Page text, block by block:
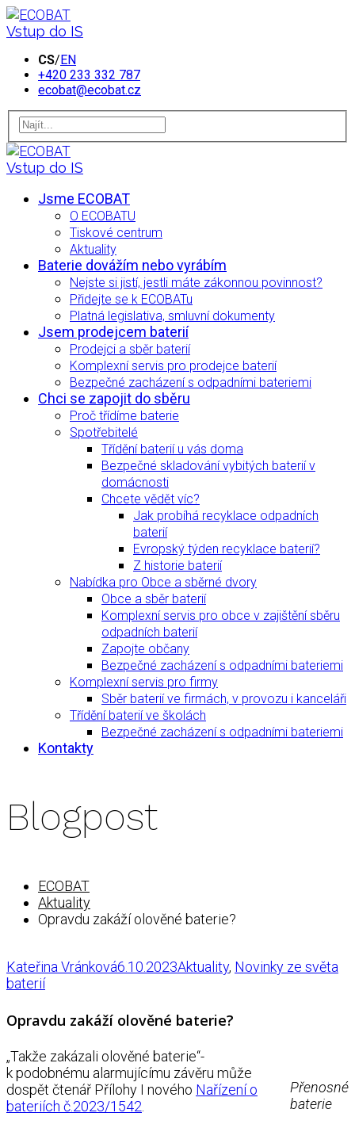
Vstup do IS
CS/EN
+420 233 332 787
ecobat@ecobat.cz
Vstup do IS
Jsme ECOBAT
O ECOBATU
Tiskové centrum
Aktuality
Baterie dovážím nebo vyrábím
Nejste si jistí, jestli máte zákonnou povinnost?
Přidejte se k ECOBATu
Platná legislativa, smluvní dokumenty
Jsem prodejcem baterií
Prodejci a sběr baterií
Komplexní servis pro prodejce baterií
Bezpečné zacházení s odpadními bateriemi
Chci se zapojit do sběru
Proč třídíme baterie
Spotřebitelé
Třídění baterií u vás doma
Bezpečné skladování vybitých baterií v
domácnosti
Chcete vědět víc?
Jak probíhá recyklace odpadních
baterií
Evropský týden recyklace baterií?
Z historie baterií
Nabídka pro Obce a sběrné dvory
Obce a sběr baterií
Komplexní servis pro obce v zajištění sběru
odpadních baterií
Zapojte občany
Bezpečné zacházení s odpadními bateriemi
Komplexní servis pro firmy
Sběr baterií ve firmách, v provozu i kanceláři
Třídění baterií ve školách
Bezpečné zacházení s odpadními bateriemi
Kontakty
Blogpost
ECOBAT
Aktuality
Opravdu zakáží olověné baterie?
Kateřina Vránková6.10.2023Aktuality, Novinky ze světa
baterií
Opravdu zakáží olověné baterie?
Přenosné
baterie
„Takže zakázali olověné baterie“-
k podobnému alarmujícímu závěru může
dospět čtenář Přílohy I nového Nařízení o
bateriích č.2023/1542.